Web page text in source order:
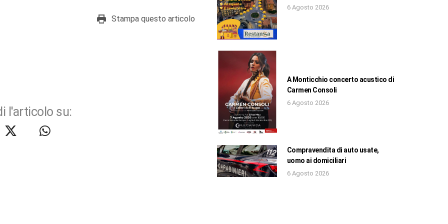
Stampa questo articolo
l'articolo su:
6 Agosto 2026
A Monticchio concerto acustico di
Carmen Consoli
6 Agosto 2026
Compravendita di auto usate,
uomo ai domiciliari
6 Agosto 2026